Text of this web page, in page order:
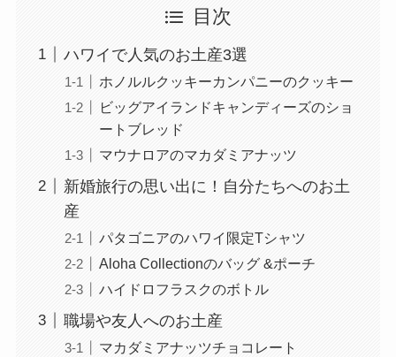
目次
ハワイで人気のお土産3選
ホノルルクッキーカンパニーのクッキー
ビッグアイランドキャンディーズのショ
ートブレッド
マウナロアのマカダミアナッツ
新婚旅行の思い出に！自分たちへのお土
産
パタゴニアのハワイ限定Tシャツ
Aloha Collectionのバッグ &ポーチ
ハイドロフラスクのボトル
職場や友人へのお土産
マカダミアナッツチョコレート